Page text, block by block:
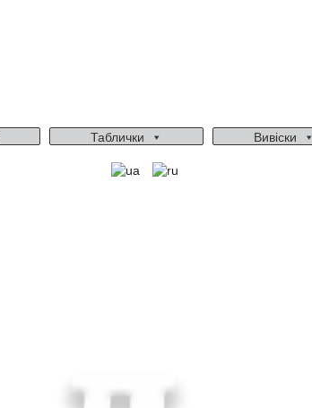
Таблички Вивіски